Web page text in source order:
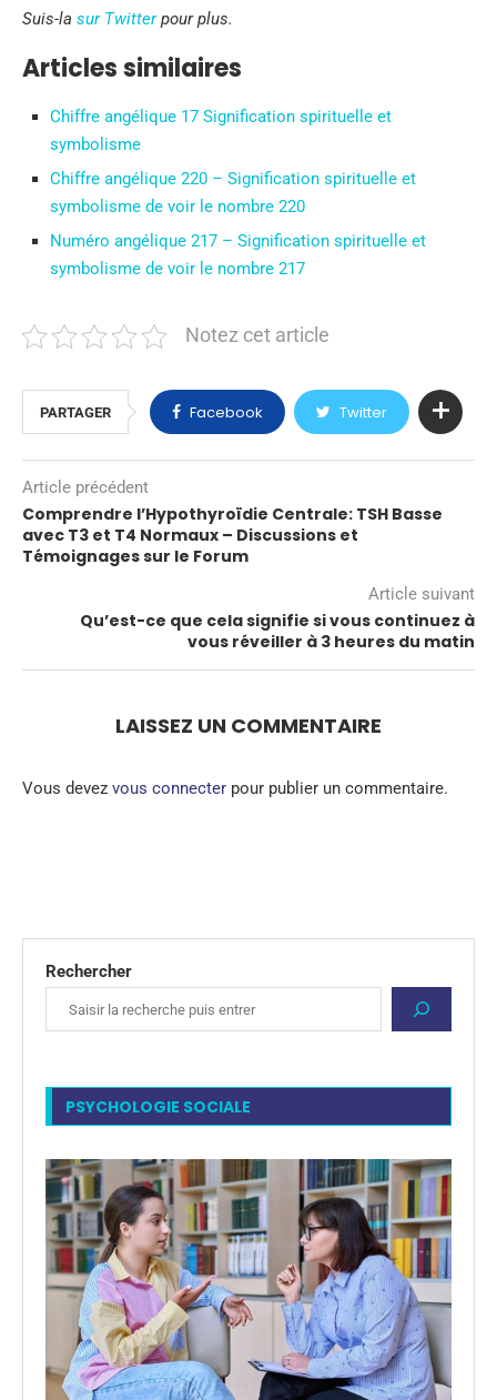
Suis-la sur Twitterpour plus.
Articles similaires
Chiffre angélique 17 Signification spirituelle et
symbolisme
Chiffre angélique 220 – Signification spirituelle et
symbolisme de voir le nombre 220
Numéro angélique 217 – Signification spirituelle et
symbolisme de voir le nombre 217
Notez cet article
PARTAGER Facebook Twitter
Article précédent
Comprendre l’Hypothyroïdie Centrale: TSH Basse
avec T3 et T4 Normaux – Discussions et
Témoignages sur le Forum
Article suivant
Qu’est-ce que cela signifie si vous continuez à
vous réveiller à 3 heures du matin
LAISSEZ UN COMMENTAIRE
Vous devez vous connecter pour publier un commentaire.
Rechercher
PSYCHOLOGIE SOCIALE